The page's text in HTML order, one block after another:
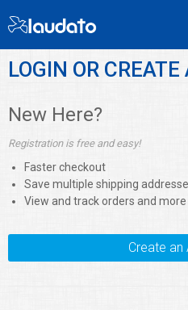
LOGIN OR
New Here?
Registration is free and easy!
Faster checkout
Save multiple shipping
View and track orders and more
Create an